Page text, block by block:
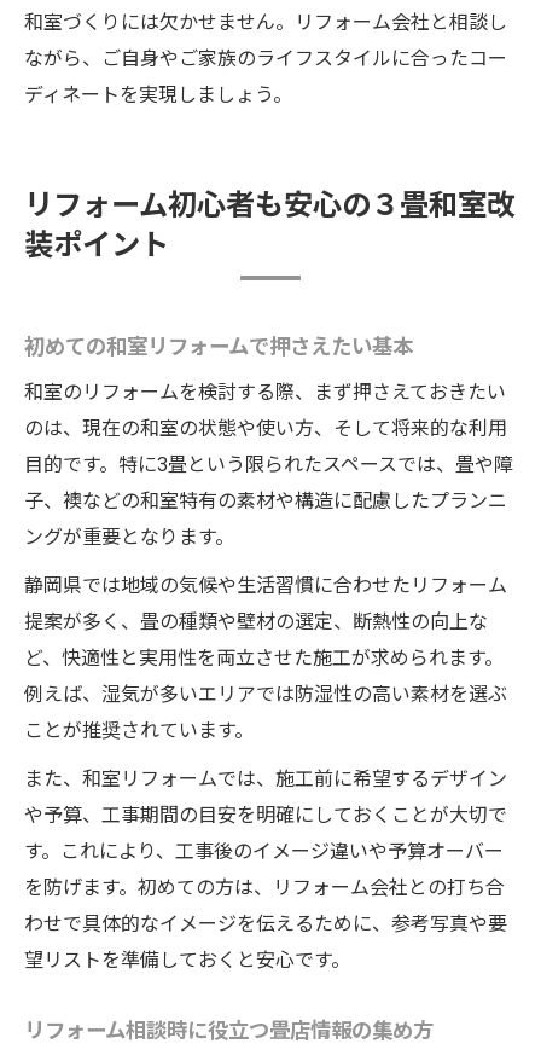
和室づくりには欠かせません。リフォーム会社と相談し
ながら、ご自身やご家族のライフスタイルに合ったコー
ディネートを実現しましょう。
リフォーム初心者も安心の３畳和室改
装ポイント
初めての和室リフォームで押さえたい基本
和室のリフォームを検討する際、まず押さえておきたい
のは、現在の和室の状態や使い方、そして将来的な利用
目的です。特に3畳という限られたスペースでは、畳や障
子、襖などの和室特有の素材や構造に配慮したプランニ
ングが重要となります。
静岡県では地域の気候や生活習慣に合わせたリフォーム
提案が多く、畳の種類や壁材の選定、断熱性の向上な
ど、快適性と実用性を両立させた施工が求められます。
例えば、湿気が多いエリアでは防湿性の高い素材を選ぶ
ことが推奨されています。
また、和室リフォームでは、施工前に希望するデザイン
や予算、工事期間の目安を明確にしておくことが大切で
す。これにより、工事後のイメージ違いや予算オーバー
を防げます。初めての方は、リフォーム会社との打ち合
わせで具体的なイメージを伝えるために、参考写真や要
望リストを準備しておくと安心です。
リフォーム相談時に役立つ畳店情報の集め方